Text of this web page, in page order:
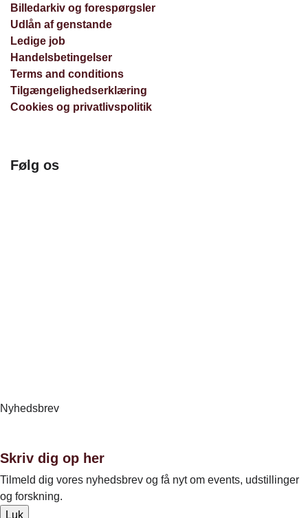
Billedarkiv og forespørgsler
Udlån af genstande
Ledige job
Handelsbetingelser
Terms and conditions
Tilgængelighedserklæring
Cookies og privatlivspolitik
Følg os
Nyhedsbrev
Skriv dig op her
Tilmeld dig vores nyhedsbrev og få nyt om events, udstillinger
og forskning.
Luk